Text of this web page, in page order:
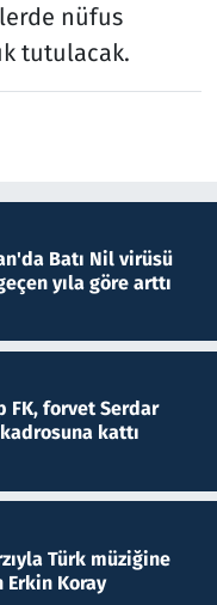
nüfus
tutulacak.
Batı Nil virüsü
yıla göre arttı
FK, forvet Serdar
kattı
Türk müziğine
Erkin Koray